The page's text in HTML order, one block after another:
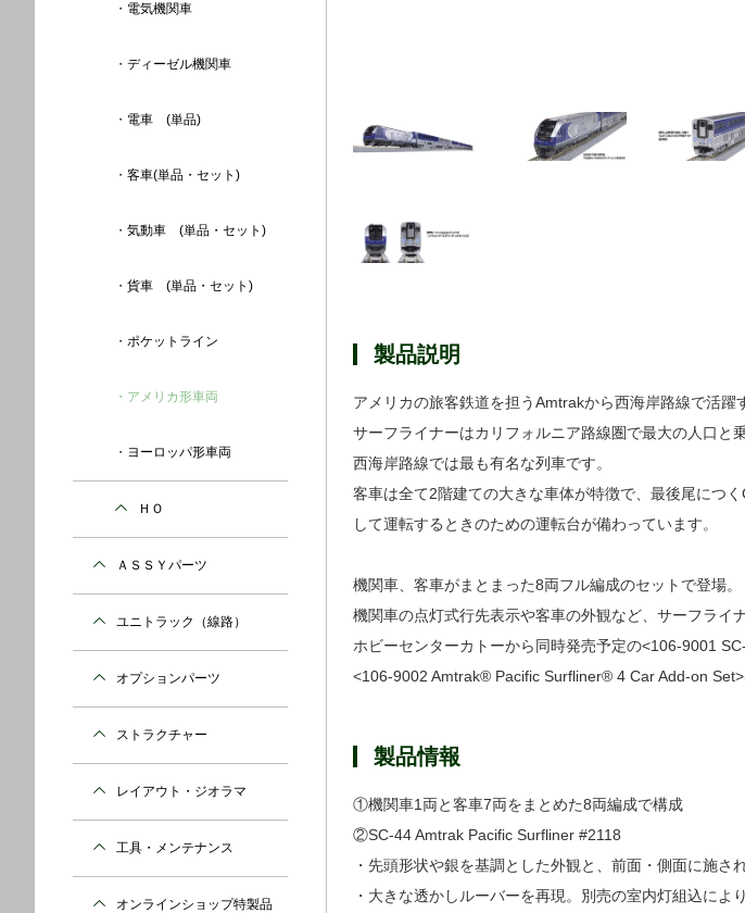
製品説明
アメリカの旅客鉄道を担うAmtrakから西海岸路線で活
サーフライナーはカリフォルニア路線圏で最大の人口と
西海岸路線では最も有名な列車です。
客車は全て2階建ての大きな車体が特徴で、最後尾につ
して運転するときのための運転台が備わっています。
機関車、客車がまとまった8両フル編成のセットで登場。
機関車の点灯式行先表示や客車の外観など、サーフライ
ホビーセンターカトーから同時発売予定の<106-9001
<106-9002 Amtrak® Pacific Surfliner® 4 Car Add-on
製品情報
①機関車1両と客車7両をまとめた8両編成で構成
②SC-44 Amtrak Pacific Surfliner #2118
・先頭形状や銀を基調とした外観と、前面・側面に施さ
・大きな透かしルーバーを再現。別売の室内灯組込によ
電気機関車
ディーゼル機関車
電車 (単品)
客車(単品・セット)
気動車 (単品・セット)
貨車 (単品・セット)
ポケットライン
アメリカ形車両
ヨーロッパ形車両
ＨＯ
ＡＳＳＹパーツ
ユニトラック（線路）
オプションパーツ
ストラクチャー
レイアウト・ジオラマ
工具・メンテナンス
オンラインショップ特製品